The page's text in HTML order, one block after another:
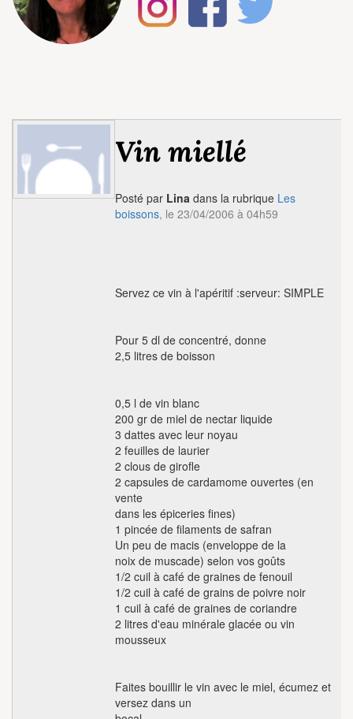
Vin miellé
Posté par Lina dans la rubrique Les
boissons, le 23/04/2006 à 04h59
Servez ce vin à l'apéritif :serveur: SIMPLE
Pour 5 dl de concentré, donne
2,5 litres de boisson
0,5 l de vin blanc
200 gr de miel de nectar liquide
3 dattes avec leur noyau
2 feuilles de laurier
2 clous de girofle
2 capsules de cardamome ouvertes (en
vente
dans les épiceries fines)
1 pincée de filaments de safran
Un peu de macis (enveloppe de la
noix de muscade) selon vos goûts
1/2 cuil à café de graines de fenouil
1/2 cuil à café de grains de poivre noir
1 cuil à café de graines de coriandre
2 litres d'eau minérale glacée ou vin
mousseux
Faites bouillir le vin avec le miel, écumez et
versez dans un